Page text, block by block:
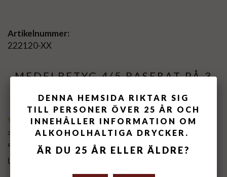
Artikelnummer:
222120-XX
MEDELBETYG4/5 BASERAT PÅ3
2026-06-15
Rikard Emanuel
Utsökt!
DENNA HEMSIDA RIKTAR SIG
TILL PERSONER ÖVER 25 ÅR OCH
INNEHÅLLER INFORMATION OM
ALKOHOLHALTIGA DRYCKER.
ÄR DU 25 ÅR ELLER ÄLDRE?